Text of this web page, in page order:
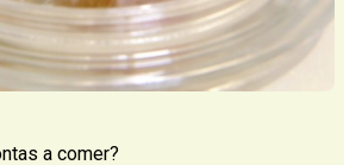
a comer?